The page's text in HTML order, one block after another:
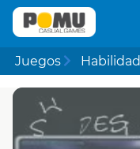
Juegos Habilidad